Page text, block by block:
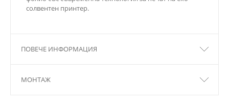
солвентен принтер.
ПОВЕЧЕ ИНФОРМАЦИЯ
МОНТАЖ